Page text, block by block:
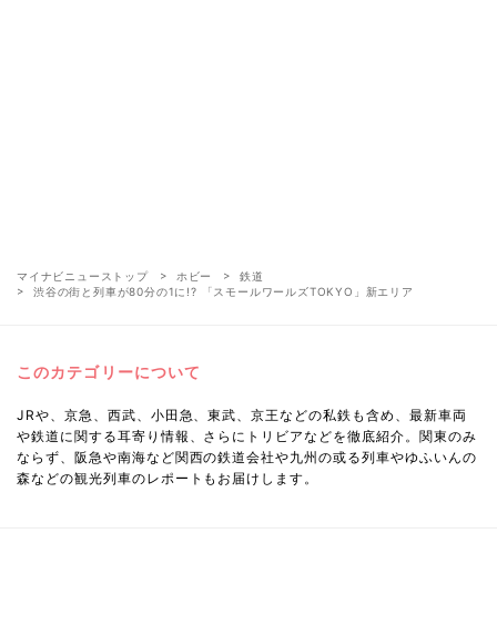
マイナビニューストップ ホビー
鉄道
渋谷の街と列車が80分の1に!? 「スモールワールズTOKYO」新エリア
このカテゴリーについて
JRや、京急、西武、小田急、東武、京王などの私鉄も含め、最新車両
や鉄道に関する耳寄り情報、さらにトリビアなどを徹底紹介。関東のみ
ならず、阪急や南海など関西の鉄道会社や九州の或る列車やゆふいんの
森などの観光列車のレポートもお届けします。